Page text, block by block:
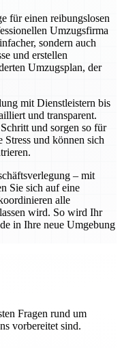
für einen reibungslosen
Umzugsfirma
sondern auch
und erstellen
Umzugsplan, der
mit Dienstleistern bis
und transparent.
und sorgen so für
und können sich
– mit
Sie sich auf eine
alle
wird. So wird Ihr
in Ihre neue Umgebung
Fragen rund um
vorbereitet sind.